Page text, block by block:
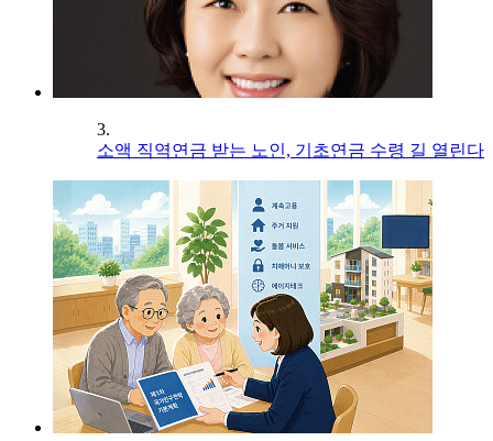
3.
소액 직역연금 받는 노인, 기초연금 수령 길 열린다